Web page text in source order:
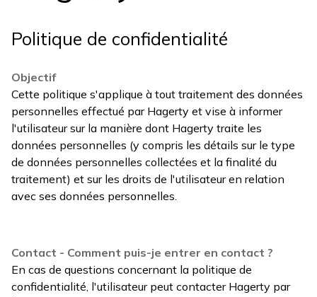
Politique de confidentialité
Objectif
Cette politique s'applique à tout traitement des données
personnelles effectué par Hagerty et vise à informer
l'utilisateur sur la manière dont Hagerty traite les
données personnelles (y compris les détails sur le type
de données personnelles collectées et la finalité du
traitement) et sur les droits de l'utilisateur en relation
avec ses données personnelles.
Contact - Comment puis-je entrer en contact ?
En cas de questions concernant la politique de
confidentialité, l'utilisateur peut contacter Hagerty par